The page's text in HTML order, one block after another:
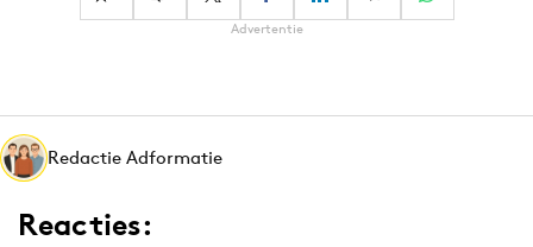
Interne communicatie
Martech
Media
Merkstrategie
Advertentie
Redactie Adformatie
Reacties: